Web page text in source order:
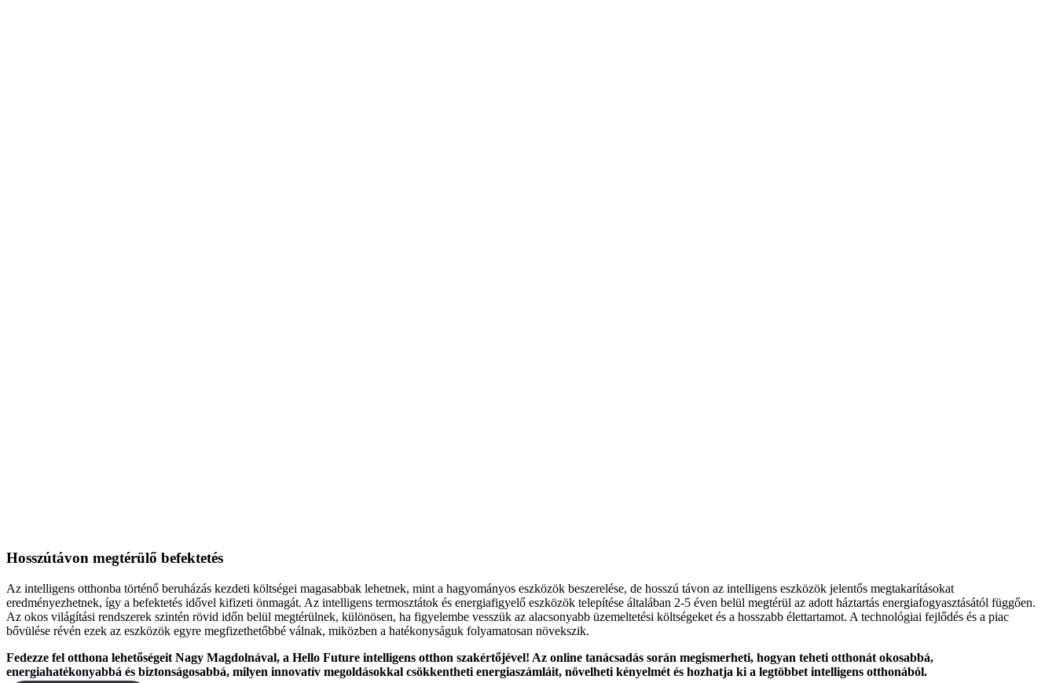
Hosszútávon megtérülő befektetés
Az intelligens otthonba történő beruházás kezdeti költségei magasabbak lehetnek, mint a hagyományos eszközök beszerelése, de hosszú távon az intelligens eszközök jelentős megtakarításokat
eredményezhetnek, így a befektetés idővel kifizeti önmagát. Az intelligens termosztátok és energiafigyelő eszközök telepítése általában 2-5 éven belül megtérül az adott háztartás energiafogyasztásától függően.
Az okos világítási rendszerek szintén rövid időn belül megtérülnek, különösen, ha figyelembe vesszük az alacsonyabb üzemeltetési költségeket és a hosszabb élettartamot. A technológiai fejlődés és a piac
bővülése révén ezek az eszközök egyre megfizethetőbbé válnak, miközben a hatékonyságuk folyamatosan növekszik.
Fedezze fel otthona lehetőségeit Nagy Magdolnával, a Hello Future intelligens otthon szakértőjével! Az online tanácsadás során megismerheti, hogyan teheti otthonát okosabbá,
energiahatékonyabbá és biztonságosabbá, milyen innovatív megoldásokkal csökkentheti energiaszámláit, növelheti kényelmét és hozhatja ki a legtöbbet intelligens otthonából.